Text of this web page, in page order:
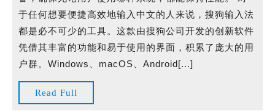
于任何想要便捷高效地输入中文的人来说，搜狗输入法
都是必不可少的工具。这款由搜狗公司开发的创新软件
凭借其丰富的功能和易于使用的界面，积累了庞大的用
户群。Windows、macOS、Android[...]
Read Full
Full